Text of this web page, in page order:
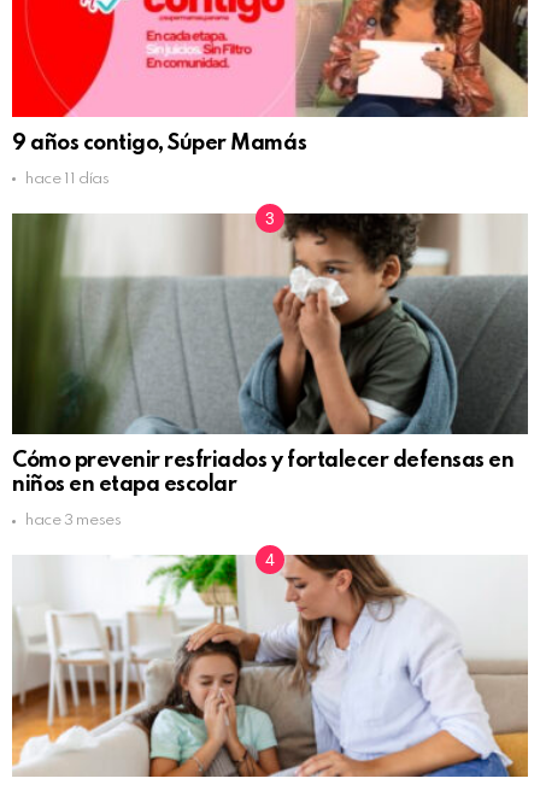
9 años contigo, Súper Mamás
hace 11 días
Cómo prevenir resfriados y fortalecer defensas en
niños en etapa escolar
hace 3 meses